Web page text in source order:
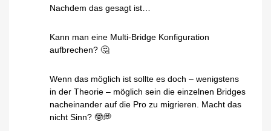
Nachdem das gesagt ist…
Kann man eine Multi-Bridge Konfiguration
aufbrechen? 🤔
Wenn das möglich ist sollte es doch – wenigstens
in der Theorie – möglich sein die einzelnen Bridges
nacheinander auf die Pro zu migrieren. Macht das
nicht Sinn? 🤓💭